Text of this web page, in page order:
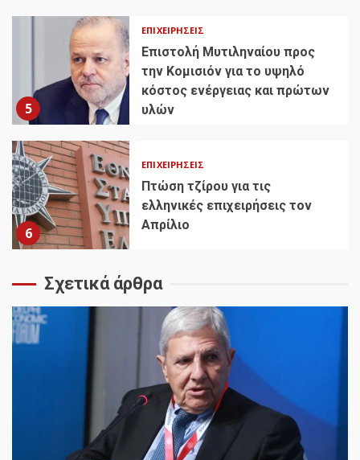
5
ΕΠΙΧΕΙΡΉΣΕΙΣ
Επιστολή Μυτιληναίου προς
την Κομισιόν για το υψηλό
κόστος ενέργειας και πρώτων
υλών
6
ΕΠΙΧΕΙΡΉΣΕΙΣ
Πτώση τζίρου για τις
ελληνικές επιχειρήσεις τον
Απρίλιο
Σχετικά άρθρα